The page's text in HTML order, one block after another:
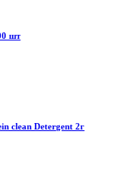
шт
clean Detergent 2г